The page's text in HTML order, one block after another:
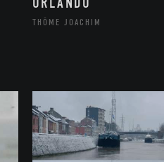
THÔME JOACHIM